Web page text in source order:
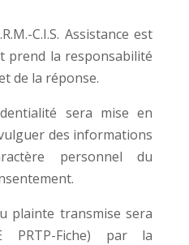
C.I.S. Assistance est
prend la responsabilité
de la réponse.
sera mise en
des informations
personnel du
plainte transmise sera
PRTP-Fiche) par la